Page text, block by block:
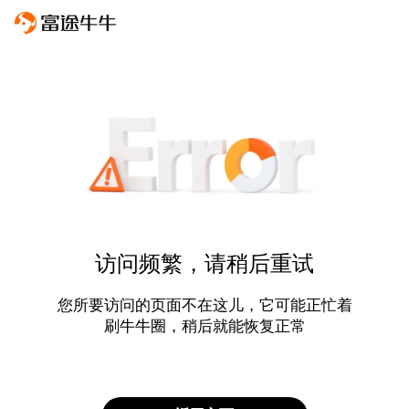
访问频繁，请稍后重试
您所要访问的页面不在这儿，它可能正忙着
刷牛牛圈，稍后就能恢复正常